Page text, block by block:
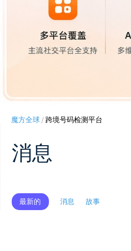
魔方全球/跨境号码检测平台
消息
最新的 消息 故事